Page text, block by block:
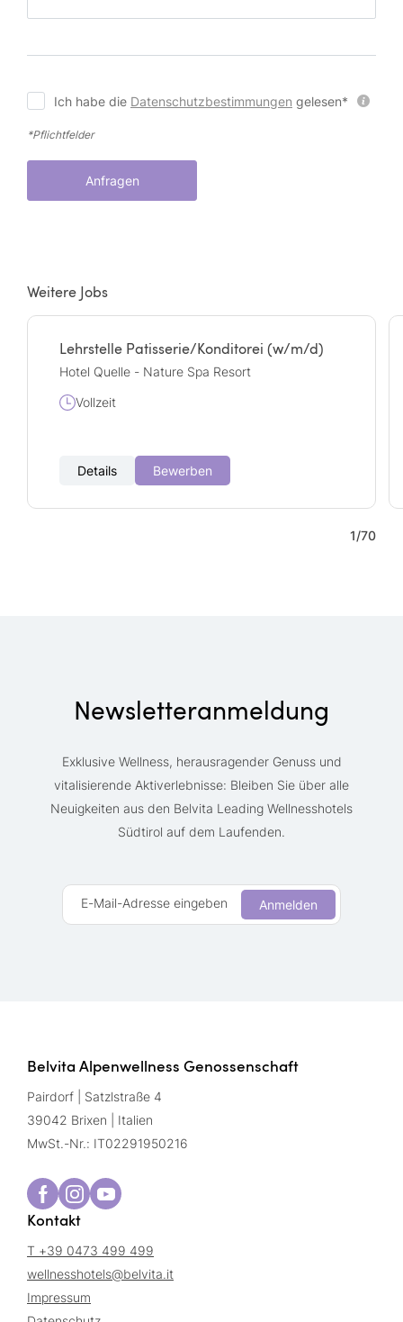
Ich habe die Datenschutzbestimmungen gelesen*
*Pflichtfelder
Anfragen
Weitere Jobs
Lehrstelle Patisserie/Konditorei (w/m/d)
Hotel Quelle - Nature Spa Resort
Vollzeit
Details Bewerben
1/70
Newsletteranmeldung
Exklusive Wellness, herausragender Genuss und
vitalisierende Aktiverlebnisse: Bleiben Sie über alle
Neuigkeiten aus den Belvita Leading Wellnesshotels
Südtirol auf dem Laufenden.
E-Mail-Adresse eingeben Anmelden
Belvita Alpenwellness Genossenschaft
Pairdorf | Satzlstraße 4
39042 Brixen | Italien
MwSt.-Nr.: IT02291950216
Kontakt
T +39 0473 499 499
wellnesshotels@belvita.it
Impressum